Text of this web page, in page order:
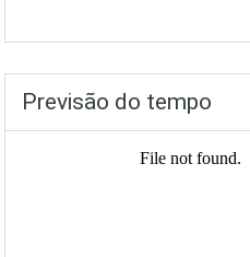
Previsão do tempo